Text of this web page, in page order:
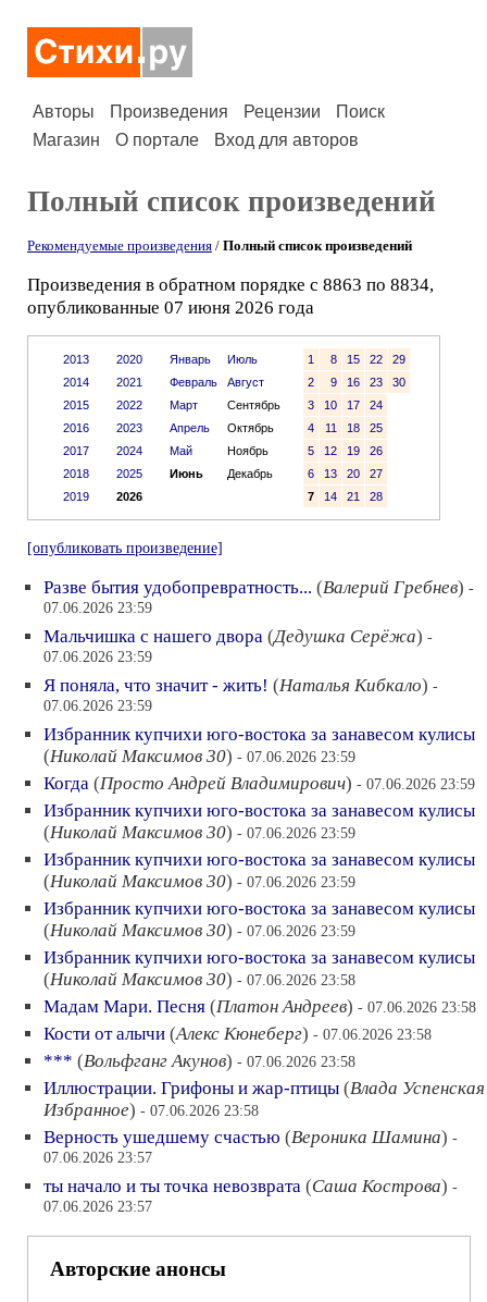
Авторы Произведения Рецензии
Поиск
Магазин
О портале Вход для авторов
Полный список произведений
Рекомендуемые произведения / Полный список произведений
Произведения в обратном порядке с 8863 по 8834,
опубликованные 07 июня 2026 года
2013
2014
2015
2016
2017
2018
2019
2020
2021
2022
2023
2024
2025
2026
Январь
Июль
Февраль
Август
Март
Сентябрь
Апрель
Октябрь
Май
Ноябрь
Июнь
Декабрь
1 8 15 22
29
2
9 16 23
30
3
10 17
24
4
11 18
25
5
12 19
26
6
13 20
27
7
14 21 28
[опубликовать произведение]
Разве бытия удобопревратность... (Валерий Гребнев) -
07.06.2026 23:59
Мальчишка с нашего двора (Дедушка Серёжа) -
07.06.2026 23:59
Я поняла, что значит - жить! (Наталья Кибкало) -
07.06.2026 23:59
Избранник купчихи юго-востока за занавесом кулисы
(Николай Максимов 30) - 07.06.2026 23:59
Когда (Просто Андрей Владимирович) - 07.06.2026 23:59
Избранник купчихи юго-востока за занавесом кулисы
(Николай Максимов 30) - 07.06.2026 23:59
Избранник купчихи юго-востока за занавесом кулисы
(Николай Максимов 30) - 07.06.2026 23:59
Избранник купчихи юго-востока за занавесом кулисы
(Николай Максимов 30) - 07.06.2026 23:59
Избранник купчихи юго-востока за занавесом кулисы
(Николай Максимов 30) - 07.06.2026 23:58
Мадам Мари. Песня (Платон Андреев) - 07.06.2026 23:58
Кости от алычи (Алекс Кюнеберг) - 07.06.2026 23:58
*** (Вольфганг Акунов) - 07.06.2026 23:58
Иллюстрации. Грифоны и жар-птицы (Влада Успенская
Избранное) - 07.06.2026 23:58
Верность ушедшему счастью (Вероника Шамина) -
07.06.2026 23:57
ты начало и ты точка невозврата (Саша Кострова) -
07.06.2026 23:57
Авторские анонсы